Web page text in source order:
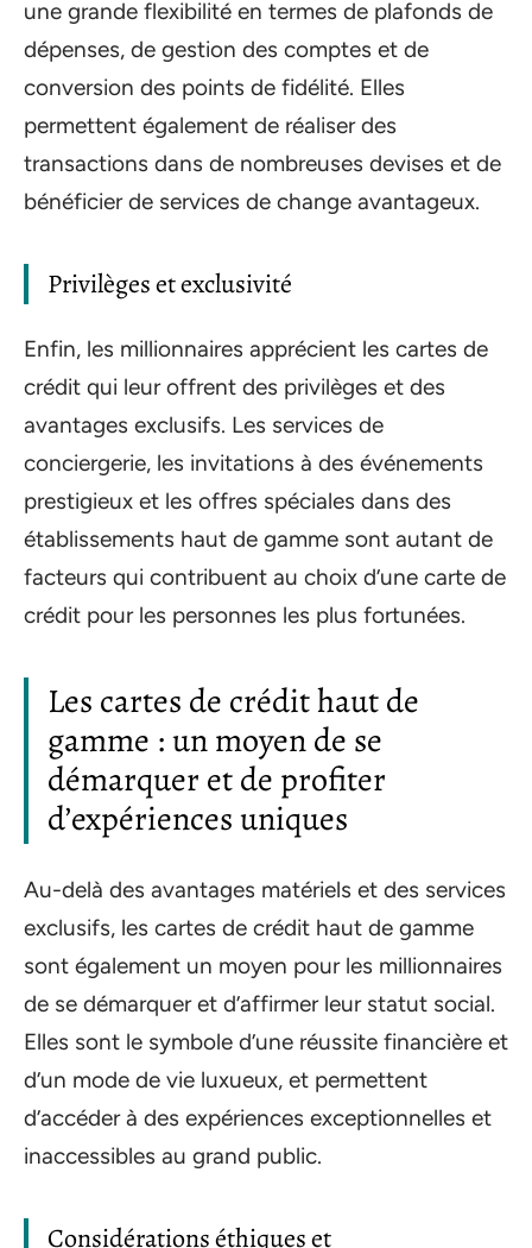
une grande flexibilité en termes de plafonds de
dépenses, de gestion des comptes et de
conversion des points de fidélité. Elles
permettent également de réaliser des
transactions dans de nombreuses devises et de
bénéficier de services de change avantageux.
Privilèges et exclusivité
Enfin, les millionnaires apprécient les cartes de
crédit qui leur offrent des privilèges et des
avantages exclusifs. Les services de
conciergerie, les invitations à des événements
prestigieux et les offres spéciales dans des
établissements haut de gamme sont autant de
facteurs qui contribuent au choix d’une carte de
crédit pour les personnes les plus fortunées.
Les cartes de crédit haut de
gamme : un moyen de se
démarquer et de profiter
d’expériences uniques
Au-delà des avantages matériels et des services
exclusifs, les cartes de crédit haut de gamme
sont également un moyen pour les millionnaires
de se démarquer et d’affirmer leur statut social.
Elles sont le symbole d’une réussite financière et
d’un mode de vie luxueux, et permettent
d’accéder à des expériences exceptionnelles et
inaccessibles au grand public.
Considérations éthiques et